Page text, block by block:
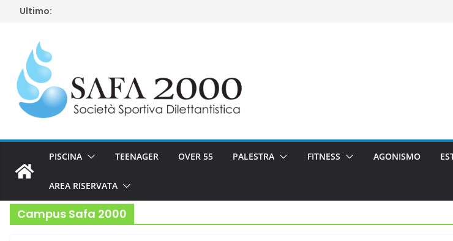
SaltaUltimo:
PISCINA TEENAGER OVER 55 PALESTRA FITNESS AGONISMO
AREA RISERVATA
Campus Safa 2000